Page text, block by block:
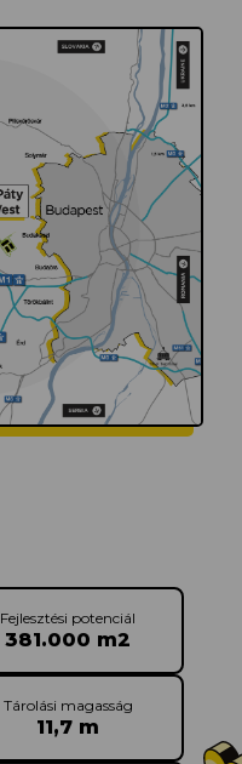
Fejlesztési potenciál
381.000 m2
Tárolási magasság
11,7 m